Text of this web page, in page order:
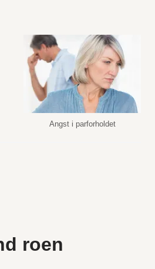
Angst i parforholdet
roen